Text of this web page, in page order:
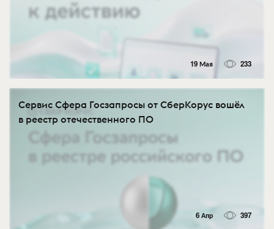
19 Мая 233
Сервис Сфера Госзапросы от СберКорус вошёл
в реестр отечественного ПО
6 Апр 397